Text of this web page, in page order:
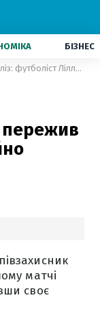
БІЗНЕС
Не зміг стримати сліз: футболіст Лілля, який пережив зупинку серця, емоційно відсвяткував гол
пережив
матчі
своє